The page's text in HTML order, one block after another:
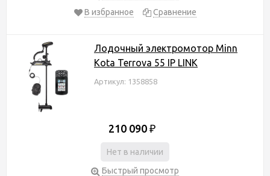
В избранное
Сравнение
Лодочный электромотор Minn
Kota Terrova 55 IP LINK
Артикул: 1358858
210 090 ₽
Нет в наличии
Быстрый просмотр